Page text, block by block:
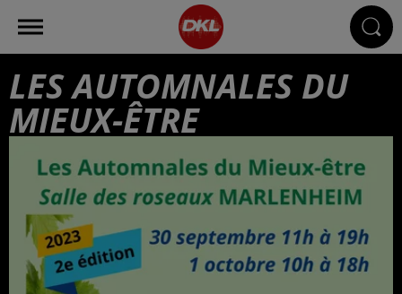
LES AUTOMNALES DU
MIEUX-ÊTRE